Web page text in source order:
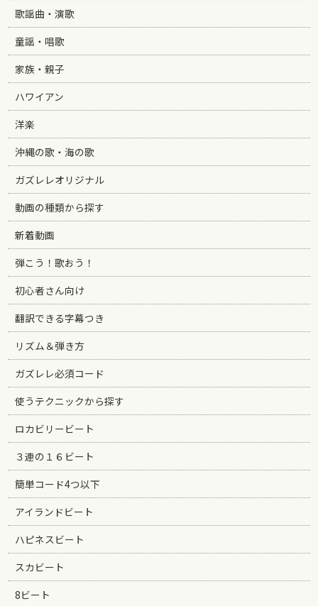
歌謡曲・演歌
童謡・唱歌
家族・親子
ハワイアン
洋楽
沖縄の歌・海の歌
ガズレレオリジナル
動画の種類から探す
新着動画
弾こう！歌おう！
初心者さん向け
翻訳できる字幕つき
リズム＆弾き方
ガズレレ必須コード
使うテクニックから探す
ロカビリービート
３連の１６ビート
簡単コード4つ以下
アイランドビート
ハピネスビート
スカビート
8ビート